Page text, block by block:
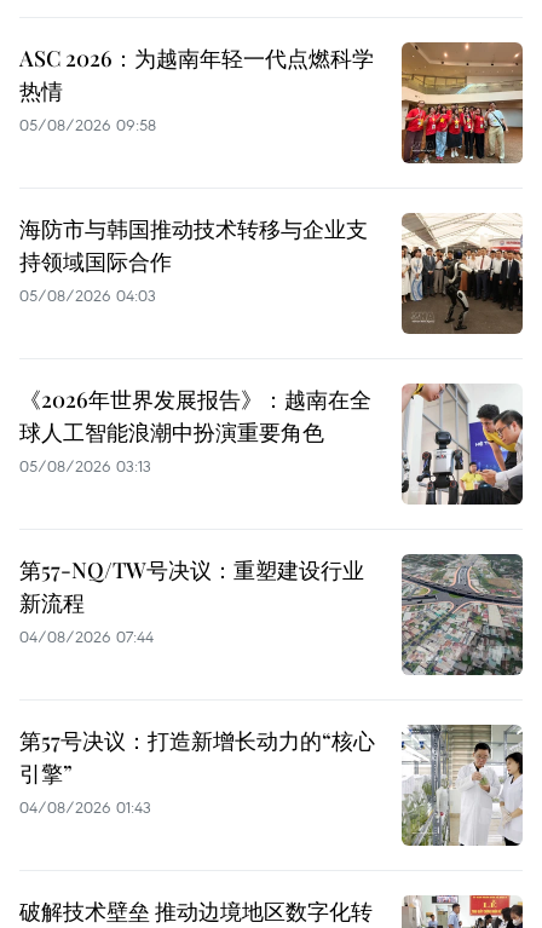
ASC 2026：为越南年轻一代点燃科学
热情
05/08/2026 09:58
海防市与韩国推动技术转移与企业支
持领域国际合作
05/08/2026 04:03
《2026年世界发展报告》：越南在全
球人工智能浪潮中扮演重要角色
05/08/2026 03:13
第57-NQ/TW号决议：重塑建设行业
新流程
04/08/2026 07:44
第57号决议：打造新增长动力的“核心
引擎”
04/08/2026 01:43
破解技术壁垒 推动边境地区数字化转